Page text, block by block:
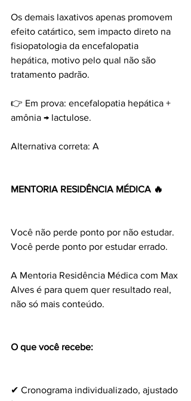
Os demais laxativos apenas promovem
efeito catártico, sem impacto direto na
fisiopatologia da encefalopatia
hepática, motivo pelo qual não são
tratamento padrão.
👉 Em prova: encefalopatia hepática +
amônia → lactulose.
Alternativa correta: A
MENTORIA RESIDÊNCIA MÉDICA 🔥
Você não perde ponto por não estudar.
Você perde ponto por estudar errado.
A Mentoria Residência Médica com Max
Alves é para quem quer resultado real,
não só mais conteúdo.
O que você recebe:
✔ Cronograma individualizado, ajustado